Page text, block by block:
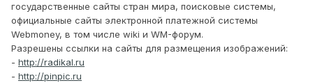
государственные сайты стран мира, поисковые системы,
официальные сайты электронной платежной системы
Webmoney, в том числе wiki и WM-форум.
Разрешены ссылки на сайты для размещения изображений:
- http://radikal.ru
- http://pinpic.ru